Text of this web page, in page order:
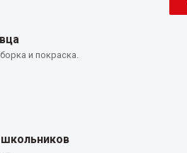
и покраска.